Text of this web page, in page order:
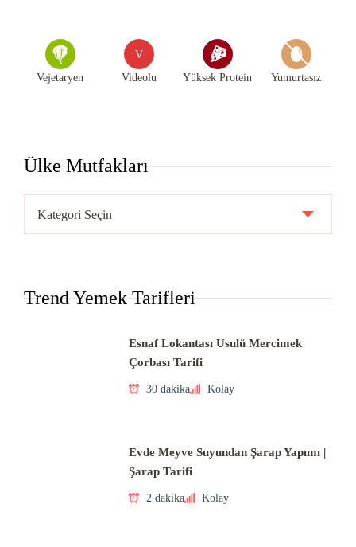
Vejetaryen
V
Videolu Yüksek Protein Yumurtasız
Ülke Mutfakları
Mutfakları
Trend Yemek Tarifleri
Esnaf Lokantası Usulü Mercimek
Çorbası Tarifi
30 dakika Kolay
Evde Meyve Suyundan Şarap Yapımı |
Şarap Tarifi
2 dakika Kolay